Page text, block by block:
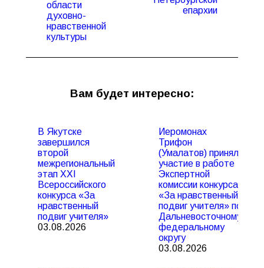
области
духовно-
нравственной
культуры
епархии
Вам будет интересно:
В Якутске
завершился
второй
межрегиональный
этап XXI
Всероссийского
конкурса «За
нравственный
подвиг учителя»
03.08.2026
Иеромонах
Трифон
(Умалатов) принял
участие в работе
Экспертной
комиссии конкурса
«За нравственный
подвиг учителя» по
Дальневосточному
федеральному
округу
03.08.2026